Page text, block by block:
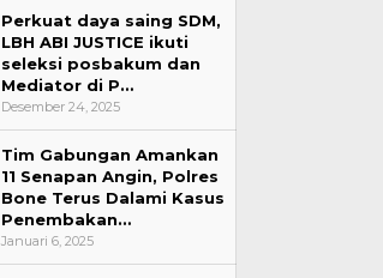
Perkuat daya saing SDM,
LBH ABI JUSTICE ikuti
seleksi posbakum dan
Mediator di P…
Desember 24, 2025
Tim Gabungan Amankan
11 Senapan Angin, Polres
Bone Terus Dalami Kasus
Penembakan…
Januari 6, 2025